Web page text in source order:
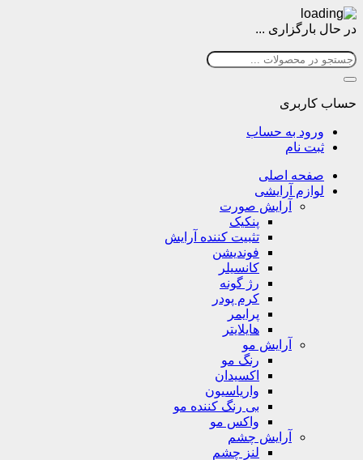
در حال بارگزاری ...
حساب کاربری
ورود به حساب
ثبت نام
صفحه اصلی
لوازم آرایشی
آرایش صورت
پنکیک
تثبیت کننده آرایش
فوندیشن
کانسیلر
رژ گونه
کرم پودر
پرایمر
هایلایتر
آرایش مو
رنگ مو
اکسیدان
واریاسیون
بی رنگ کننده مو
واکس مو
آرایش چشم
لنز چشم